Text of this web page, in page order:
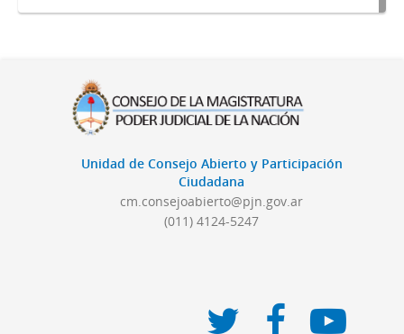
Unidad de Consejo Abierto y Participación
Ciudadana
cm.consejoabierto@pjn.gov.ar
(011) 4124-5247